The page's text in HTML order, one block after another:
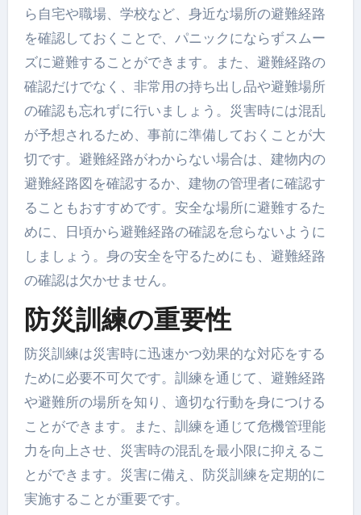
ら自宅や職場、学校など、身近な場所の避難経路
を確認しておくことで、パニックにならずスムー
ズに避難することができます。また、避難経路の
確認だけでなく、非常用の持ち出し品や避難場所
の確認も忘れずに行いましょう。災害時には混乱
が予想されるため、事前に準備しておくことが大
切です。避難経路がわからない場合は、建物内の
避難経路図を確認するか、建物の管理者に確認す
ることもおすすめです。安全な場所に避難するた
めに、日頃から避難経路の確認を怠らないように
しましょう。身の安全を守るためにも、避難経路
の確認は欠かせません。
防災訓練の重要性
防災訓練は災害時に迅速かつ効果的な対応をする
ために必要不可欠です。訓練を通じて、避難経路
や避難所の場所を知り、適切な行動を身につける
ことができます。また、訓練を通じて危機管理能
力を向上させ、災害時の混乱を最小限に抑えるこ
とができます。災害に備え、防災訓練を定期的に
実施することが重要です。